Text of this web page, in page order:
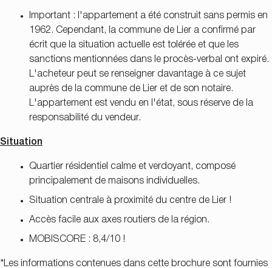
Important : l'appartement a été construit sans permis en
1962. Cependant, la commune de Lier a confirmé par
écrit que la situation actuelle est tolérée et que les
sanctions mentionnées dans le procès-verbal ont expiré.
L'acheteur peut se renseigner davantage à ce sujet
auprès de la commune de Lier et de son notaire.
L'appartement est vendu en l'état, sous réserve de la
responsabilité du vendeur.
Situation
Quartier résidentiel calme et verdoyant, composé
principalement de maisons individuelles.
Situation centrale à proximité du centre de Lier !
Accès facile aux axes routiers de la région.
MOBISCORE : 8,4/10 !
*Les informations contenues dans cette brochure sont fournies